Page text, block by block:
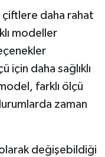
çiftlere daha rahat
modeller
daha sağlıklı
farklı ölçü
zaman
değişebildiği